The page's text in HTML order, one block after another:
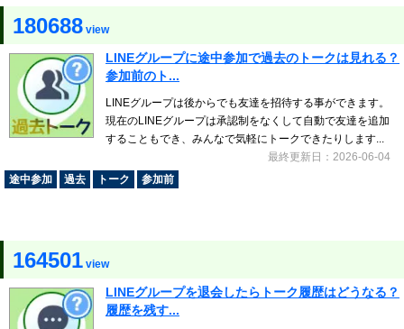
180688 view
LINEグループに途中参加で過去のトークは見れる？
参加前のト...
LINEグループは後からでも友達を招待する事ができます。
現在のLINEグループは承認制をなくして自動で友達を追加
することもでき、みんなで気軽にトークできたりします...
最終更新日：2026-06-04
途中参加
過去 トーク 参加前
164501 view
LINEグループを退会したらトーク履歴はどうなる？
履歴を残す...